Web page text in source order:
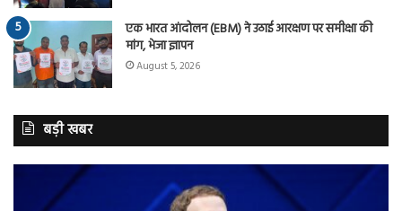
एक भारत आंदोलन (EBM) ने उठाई आरक्षण पर समीक्षा की
मांग, भेजा ज्ञापन
August 5, 2026
बड़ी खबर